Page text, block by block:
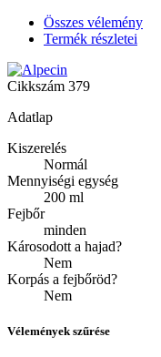
Összes vélemény
Termék részletei
Cikkszám 379
Adatlap
Kiszerelés
Normál
Mennyiségi egység
200 ml
Fejbőr
minden
Károsodott a hajad?
Nem
Korpás a fejbőröd?
Nem
Vélemények szűrése